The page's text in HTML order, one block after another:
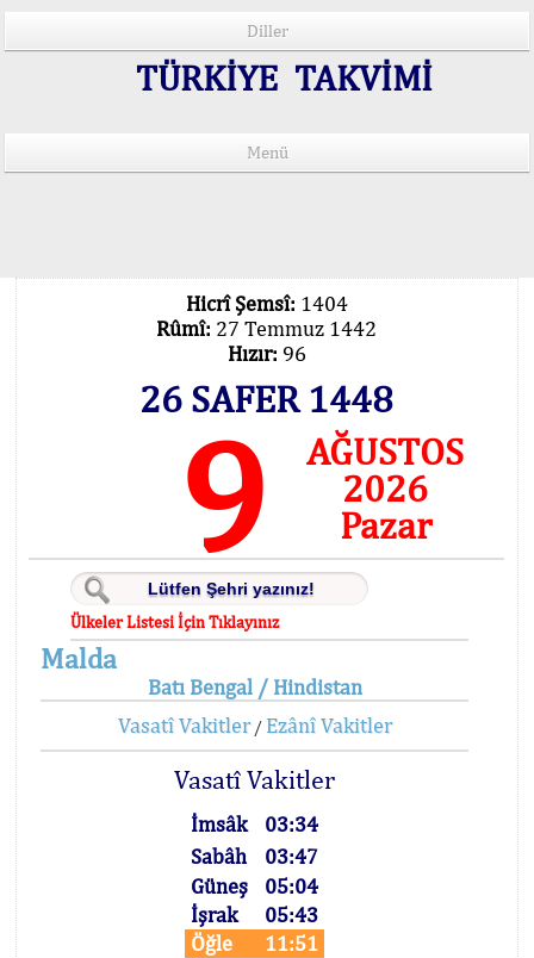
Diller
TÜRKİYE TAKVİMİ
Menü
Hicrî Şemsî: 1404
Rûmî: 27 Temmuz 1442
Hızır: 96
26 SAFER 1448
9
AĞUSTOS
2026
Pazar
Ülkeler Listesi İçin Tıklayınız
Malda
Batı Bengal / Hindistan
Vasatî Vakitler/ Ezânî Vakitler
Vasatî Vakitler
İmsâk
03:34
Sabâh
03:47
Güneş
05:04
İşrak
05:43
Öğle
11:51